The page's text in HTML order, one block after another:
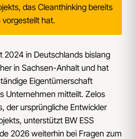
das Cleanthinking bereits
hat.
2024 in Deutschlands bislang
in Sachsen-Anhalt und hat
Eigentümerschaft
Unternehmen mitteilt. Zelos
der ursprüngliche Entwickler
unterstützt BW ESS
2026 weiterhin bei Fragen zum